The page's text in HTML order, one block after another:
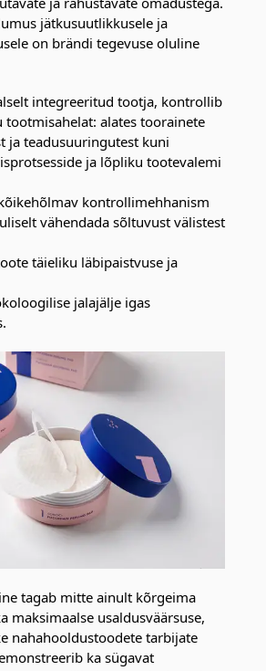
jätkusuutlikkusele ja
on brändi tegevuse oluline
integreeritud tootja, kontrollib
tootmisahelat: alates toorainete
ja teadusuuringutest kuni
ja lõpliku tootevalemi
kontrollimehhanism
vähendada sõltuvust välistest
täieliku läbipaistvuse ja
jalajälje igas
tagab mitte ainult kõrgeima
maksimaalse usaldusväärsuse,
nahahooldustoodete tarbijate
ka sügavat